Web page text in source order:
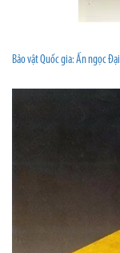
Bảo vật Quốc gia: Ấn ngọc